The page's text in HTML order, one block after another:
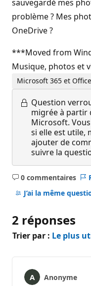
sauvegardé mes
problème ? Mes
OneDrive ?
***Moved from
Musique, photos et
Microsoft 365 et
Question
migrée à partir
Microsoft.
si elle est utile,
ajouter de
suivre la
0 commentaires
Aucun
commentaire
J’ai la même
2 réponses
Trier par : Le plus
Anonyme